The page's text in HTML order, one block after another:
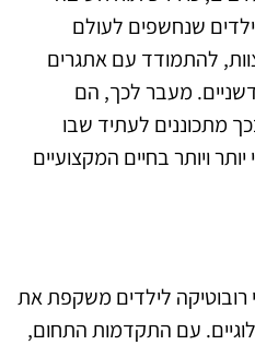
ילדים שנחשפים לעולם
להתמודד עם אתגרים
חדשניים. מעבר לכך, הם
מתכוננים לעתיד שבו
ויותר בחיים המקצועיים
רובוטיקה לילדים משקפת את
עם התקדמות התחום,